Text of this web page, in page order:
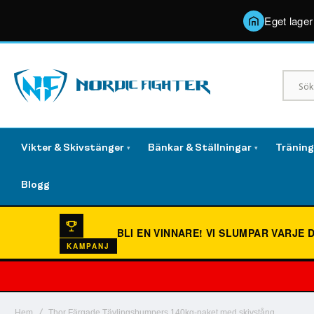
Eget
Vikter & Skivstänger ▾ Bänkar & Ställningar ▾
Blogg
KAMPANJ
BLI EN VINNARE!VI SLUMPAR VARJE